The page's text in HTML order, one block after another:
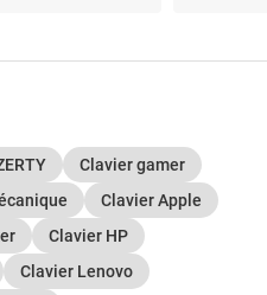
Clavier gamer
Clavier Apple
Clavier HP
Clavier Lenovo